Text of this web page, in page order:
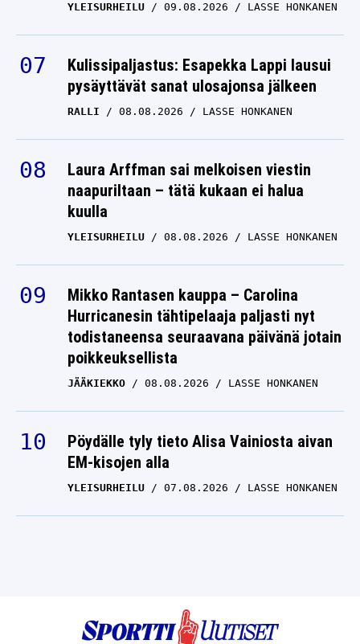
YLEISURHEILU 09.08.2026 LASSE HONKANEN
Kulissipaljastus: Esapekka Lappi lausui
pysäyttävät sanat ulosajonsa jälkeen
RALLI 08.08.2026 LASSE HONKANEN
Laura Arffman sai melkoisen viestin
naapuriltaan – tätä kukaan ei halua
kuulla
YLEISURHEILU 08.08.2026 LASSE HONKANEN
Mikko Rantasen kauppa – Carolina
Hurricanesin tähtipelaaja paljasti nyt
todistaneensa seuraavana päivänä jotain
poikkeuksellista
JÄÄKIEKKO 08.08.2026 LASSE HONKANEN
Pöydälle tyly tieto Alisa Vainiosta aivan
EM-kisojen alla
YLEISURHEILU 07.08.2026 LASSE HONKANEN